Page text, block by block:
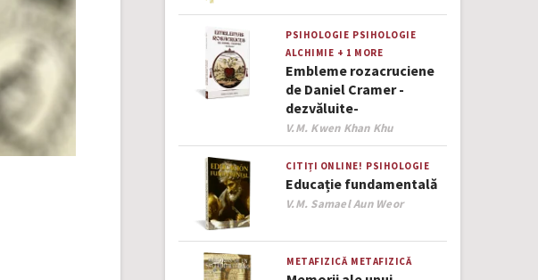
PSIHOLOGIE PSIHOLOGIE
ALCHIMIE + 1 MORE
Embleme rozacruciene
de Daniel Cramer -
dezvăluite-
Author
V.M. Kwen Khan Khu
CITIȚI ONLINE! PSIHOLOGIE
Educație fundamentală
Author
V.M. Samael Aun Weor
METAFIZICĂ METAFIZICĂ